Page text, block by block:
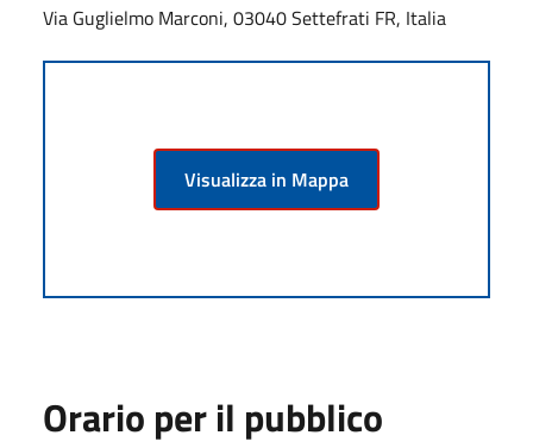
Via Guglielmo Marconi, 03040 Settefrati FR, Italia
Visualizza in Mappa
Orario per il pubblico